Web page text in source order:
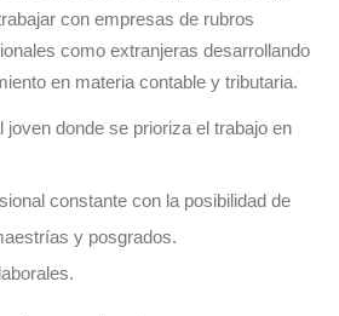
con empresas de rubros
como extranjeras desarrollando
en materia contable y tributaria.
joven donde se prioriza el trabajo en
constante con la posibilidad de
y posgrados.